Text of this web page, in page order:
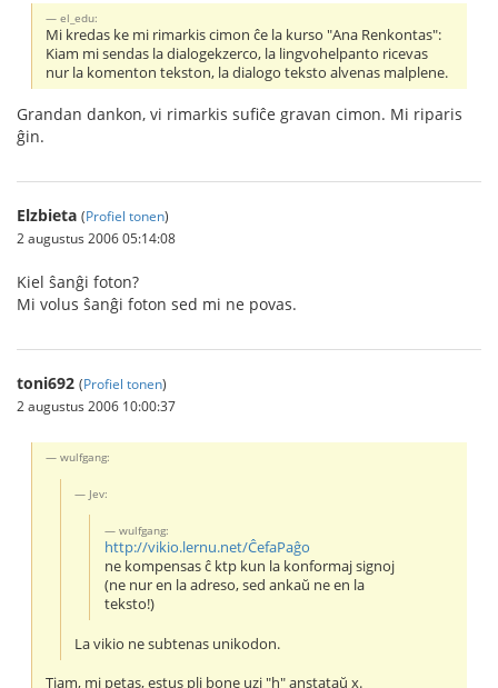
el_edu:
Mi kredas ke mi rimarkis cimon ĉe la kurso "Ana Renkontas":
Kiam mi sendas la dialogekzerco, la lingvohelpanto ricevas
nur la komenton tekston, la dialogo teksto alvenas malplene.
Grandan dankon, vi rimarkis sufiĉe gravan cimon. Mi riparis
ĝin.
Elzbieta (Profiel tonen)
2 augustus 2006 05:14:08
Kiel ŝanĝi foton?
Mi volus ŝanĝi foton sed mi ne povas.
toni692 (Profiel tonen)
2 augustus 2006 10:00:37
wulfgang:
Jev:
wulfgang:
http://vikio.lernu.net/ĈefaPaĝo
ne kompensas ĉ ktp kun la konformaj signoj
(ne nur en la adreso, sed ankaŭ ne en la
teksto!)
La vikio ne subtenas unikodon.
Tiam, mi petas, estus pli bone uzi "h" anstataŭ x.